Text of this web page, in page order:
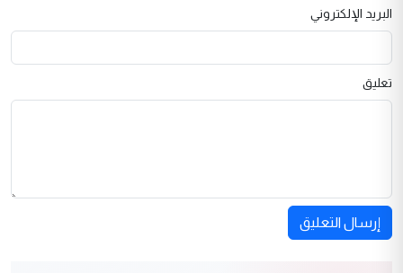
البريد الإلكتروني
تعليق
إرسال التعليق